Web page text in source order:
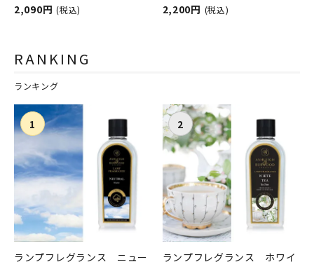
スカルプ＆ヘア PIANTE
2,090円 (税込)
トライアル限定キット
2,200円 (税込)
RANKING
ランキング
ランプフレグランス ニュー
ランプフレグランス ホワイ